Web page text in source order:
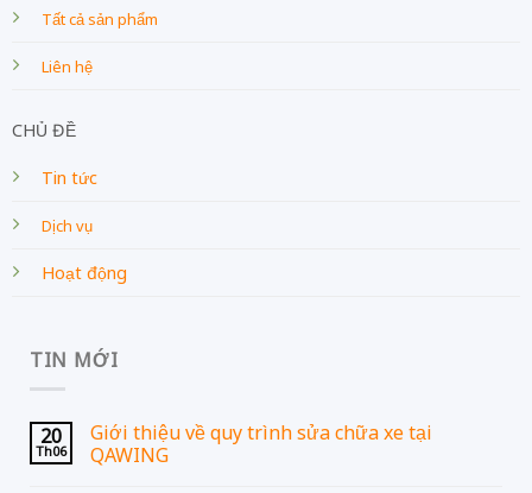
Tất cả sản phẩm
Liên hệ
CHỦ ĐỀ
Tin tức
Dịch vụ
Hoạt động
TIN MỚI
20
Th06
Giới thiệu về quy trình sửa chữa xe tại
QAWING